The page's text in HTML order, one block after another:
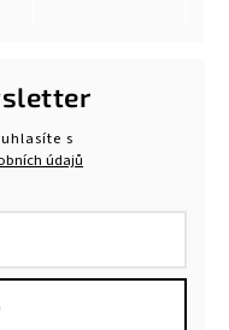
s
údajů